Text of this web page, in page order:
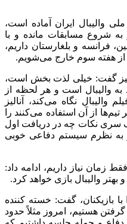
والیبال ایران آماده است،
شروع مسابقات مانده و با
فرانسه و بلغارستان داریم،
از هفته سوم خارج می‌شویم.
نیز گفت: خیلی لذت بخش است،
به والیبال است و هر لحظه از
والیبال نگاه می‌کند، آنالیز
از آن استفاده می‌کنند را
سری نکات چه در دریافت اول
و به نظرم سیستم دفاعی خوبی
زمان نیاز داریم، ادامه داد:
بهتر والیبال بازی خواهد کرد.
با بازیکنان، گفت: خسته کننده
هستیم، امروز مثلاً حدود